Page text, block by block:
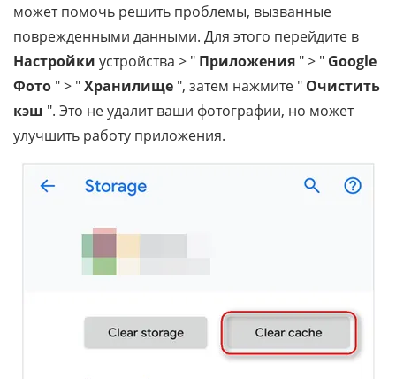
может помочь решить проблемы, вызванные
поврежденными данными. Для этого перейдите в
Настройки устройства > " Приложения " > " Google
Фото " > "Хранилище ", затем нажмите " Очистить
кэш ". Это не удалит ваши фотографии, но может
улучшить работу приложения.